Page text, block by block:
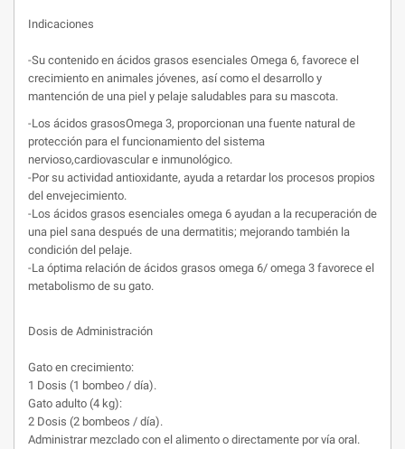
Indicaciones
-Su contenido en ácidos grasos esenciales Omega 6, favorece el
crecimiento en animales jóvenes, así como el desarrollo y
mantención de una piel y pelaje saludables para su mascota.
-Los ácidos grasosOmega 3, proporcionan una fuente natural de
protección para el funcionamiento del sistema
nervioso,cardiovascular e inmunológico.
-Por su actividad antioxidante, ayuda a retardar los procesos propios
del envejecimiento.
-Los ácidos grasos esenciales omega 6 ayudan a la recuperación de
una piel sana después de una dermatitis; mejorando también la
condición del pelaje.
-La óptima relación de ácidos grasos omega 6/ omega 3 favorece el
metabolismo de su gato.
Dosis de Administración
Gato en crecimiento:
1 Dosis (1 bombeo / día).
Gato adulto (4 kg):
2 Dosis (2 bombeos / día).
Administrar mezclado con el alimento o directamente por vía oral.